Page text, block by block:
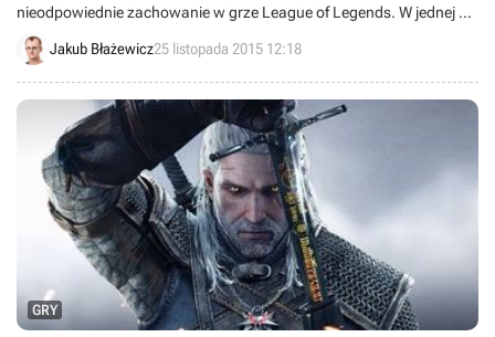
nieodpowiednie zachowanie w grze League of Legends. W jednej z
wielu przyszłorocznych aktualizacji twórcy zablokują wypadanie
łupów dla toksycznych graczy.
Jakub Błażewicz25 listopada 2015 12:18
GRY